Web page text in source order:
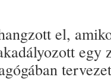
el,